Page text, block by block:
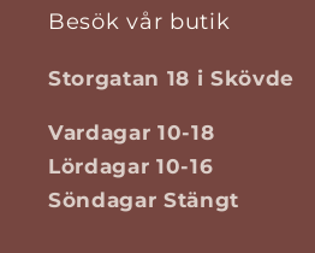
Besök vår butik
Storgatan 18 i Skövde
Vardagar 10-18
Lördagar 10-16
Söndagar Stängt